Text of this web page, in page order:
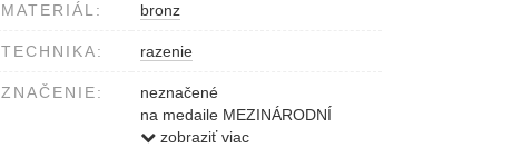
MATERIÁL: bronz
TECHNIKA: razenie
ZNAČENIE:
neznačené
na medaile MEZINÁRODNÍ
VELETRH BRNO -
zobraziť viac